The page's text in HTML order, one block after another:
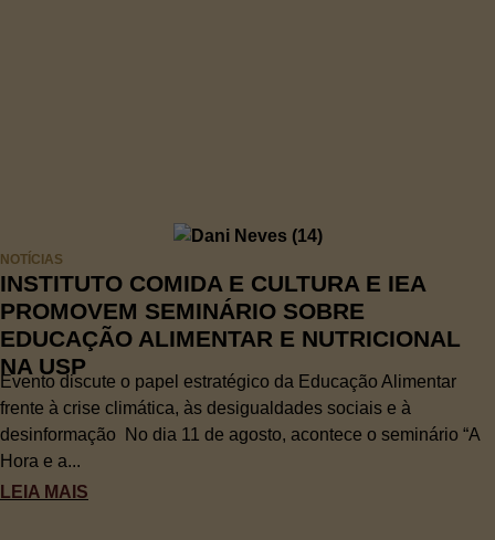
NOTÍCIAS
INSTITUTO COMIDA E CULTURA E IEA
PROMOVEM SEMINÁRIO SOBRE
EDUCAÇÃO ALIMENTAR E NUTRICIONAL
NA USP
Evento discute o papel estratégico da Educação Alimentar
frente à crise climática, às desigualdades sociais e à
desinformação No dia 11 de agosto, acontece o seminário “A
Hora e a...
LEIA MAIS